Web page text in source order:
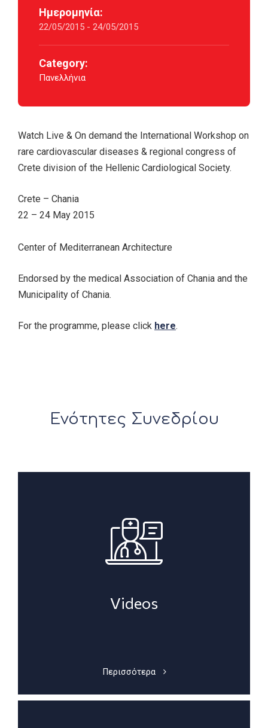
Ημερομηνία:
22/05/2015 - 24/05/2015
Category:
Πανελλήνια
Watch Live & On demand the International Workshop on
rare cardiovascular diseases & regional congress of
Crete division of the Hellenic Cardiological Society.
Crete – Chania
22 – 24 May 2015
Center of Mediterranean Architecture
Endorsed by the medical Association of Chania and the
Municipality of Chania.
For the programme, please click here.
Ενότητες Συνεδρίου
Videos
Περισσότερα